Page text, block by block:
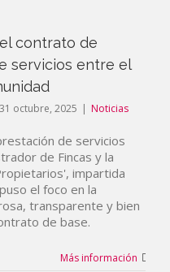
contrato de
servicios entre el
31 octubre, 2025 | Noticias
de servicios
de Fincas y la
impartida
el foco en la
transparente y bien
de base.
Más información